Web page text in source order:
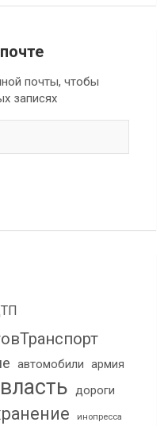
почты, чтобы
записях
автомобили армия
власть дороги
инопресса